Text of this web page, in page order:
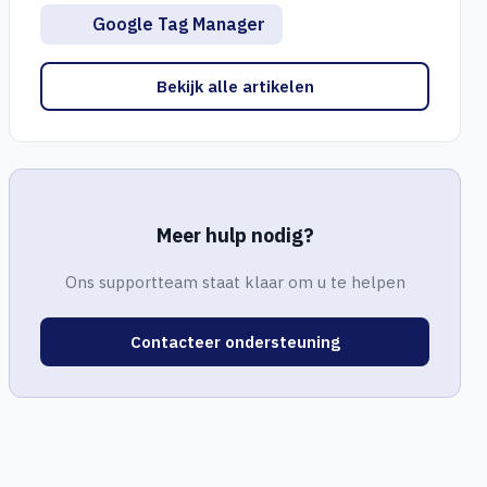
Google Tag Manager
Bekijk alle artikelen
Meer hulp nodig?
Ons supportteam staat klaar om u te helpen
Contacteer ondersteuning